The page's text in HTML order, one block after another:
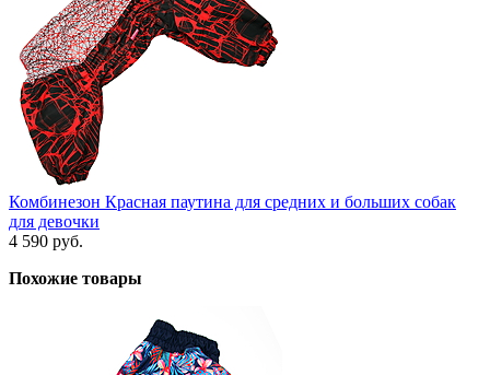
Комбинезон Красная паутина для средних и больших собак
для девочки
4 590 руб.
Похожие товары